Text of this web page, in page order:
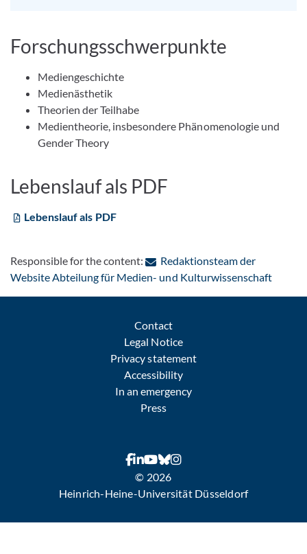
Forschungsschwerpunkte
Mediengeschichte
Medienästhetik
Theorien der Teilhabe
Medientheorie, insbesondere Phänomenologie und
Gender Theory
Lebenslauf als PDF
Lebenslauf als PDF
Responsible for the content:
Redaktionsteam der
Website Abteilung für Medien- und Kulturwissenschaft:
Contact
Legal Notice
Privacy statement
Accessibility
In an emergency
Press
© 2026
Heinrich-Heine-Universität Düsseldorf